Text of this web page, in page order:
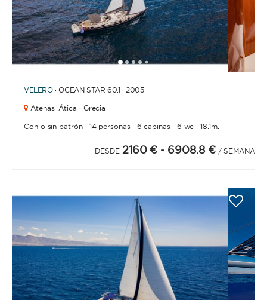
12345 678910111213141516171819
VELERO · OCEAN STAR 60.1 · 2005
Atenas, Ática · Grecia
Con o sin patrón· 14 personas· 6 cabinas· 6 wc ·18.1m.
DESDE 2160 € - 6908.8 € / SEMANA